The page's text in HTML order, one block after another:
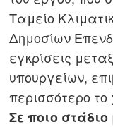
Ταμείο
Δημοσίων
εγκρίσεις
υπουργείων,
περισσότερο
Σε ποιο